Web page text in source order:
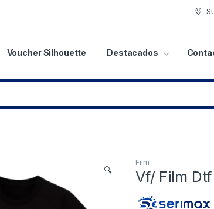
Voucher Silhouette Destacados
🔍
Film
Vf/ Film